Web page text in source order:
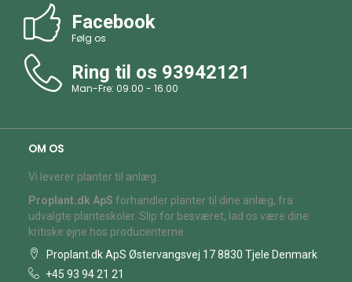
Facebook
Følg os
Ring til os 93942121
Man-Fre: 09.00 - 16.00
OM OS
Vi leverer planter til anlæg.
Proplant.dk ApS forhandler planter til dine anlæg, fra
udvalgte planteskoler. Slip for besværet, lad os være dine
kritiske øjne hos producenterne.
Proplant.dk ApS Østervangsvej 17 8830 Tjele Denmark
+45 93 94 21 21